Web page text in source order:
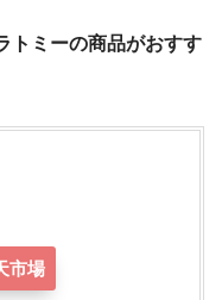
トミーの商品がおすす
市場